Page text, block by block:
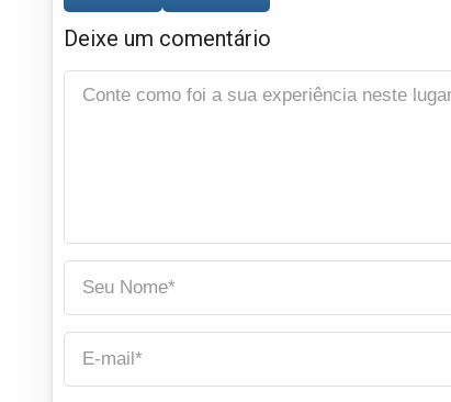
Deixe um comentário